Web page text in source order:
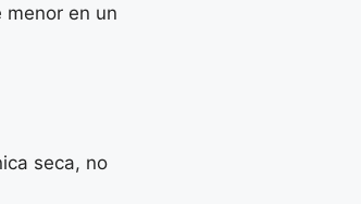
en un
seca, no